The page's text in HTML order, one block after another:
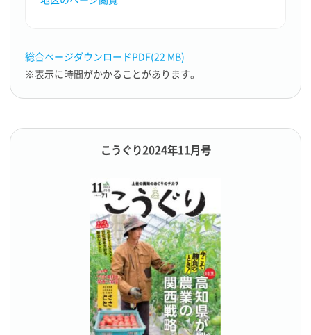
総合ページダウンロードPDF(22 MB)
※表示に時間がかかることがあります。
こうぐり2024年11月号